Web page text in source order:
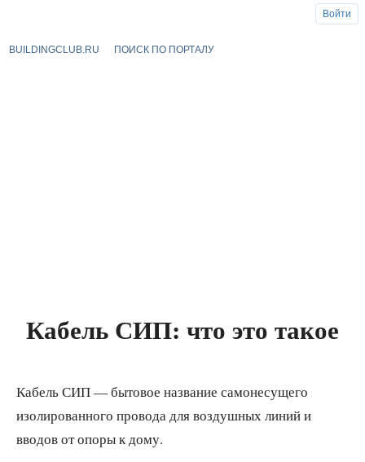
BUILDINGCLUB.RU ПОИСК ПО ПОРТАЛУ
Кабель СИП: что это такое
Кабель СИП — бытовое название самонесущего
изолированного провода для воздушных линий и
вводов от опоры к дому.
Войти